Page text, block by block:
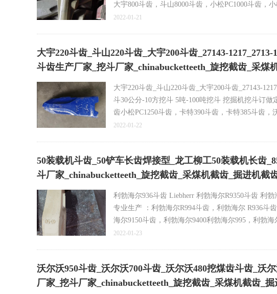
大宇800斗齿，斗山8000斗齿，小松PC1000斗齿，
徐工XE7000E斗齿,XE2000-XE3000-XE4000-
全国 各地运费不同，重量不同，购买前先咨询数量
斗齿 斗齿生产厂家 挖掘机斗齿 二手挖掘机转让 合
2022-01-21
大宇220斗齿_斗山220斗齿_大宇200斗齿_27143-
斗齿生产厂家_挖斗厂家_chinabucketteeth_旋挖截齿_采煤
大宇220斗齿_斗山220斗齿_大宇200斗齿_27143-
斗30公分-10方挖斗 5吨-100吨挖斗 挖掘机挖斗订做
齿小松PC1250斗齿，卡特390斗齿，卡特385斗齿
斗齿-大宇系列挖掘机锻造斗齿DH55-60斗齿200-
2022-01-22
50装载机斗齿_50铲车长齿焊接型_龙工柳工50装载机长齿
斗厂家_chinabucketteeth_旋挖截齿_采煤机截齿_掘进机截
利勃海尔936斗齿 Liebherr 利勃海尔R9350斗齿 利勃
专业生产 ：利勃海尔R994斗齿，利勃海尔 R936斗
海尔9150斗齿，利勃海尔9400利勃海尔995，利勃
挖掘机系列锻造斗齿360斗齿460尖齿480尖
2022-01-23
沃尔沃950斗齿_沃尔沃700斗齿_沃尔沃480挖煤齿斗齿_沃
厂家_挖斗厂家_chinabucketteeth_旋挖截齿_采煤机截齿_